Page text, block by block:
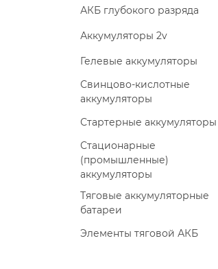
АКБ глубокого разряда
Аккумуляторы 2v
Гелевые аккумуляторы
Свинцово-кислотные
аккумуляторы
Стартерные аккумуляторы
Стационарные
(промышленные)
аккумуляторы
Тяговые аккумуляторные
батареи
Элементы тяговой АКБ